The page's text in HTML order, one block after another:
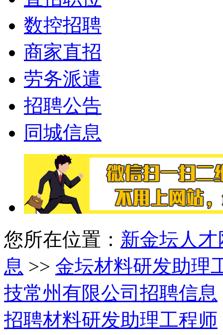
数控招聘
商家直招
劳务派遣
招聘公告
同城信息
您所在位置： 新金坛人才
息 >> 金坛材料研发助理
技常州有限公司招聘信息
招聘材料研发助理工程师